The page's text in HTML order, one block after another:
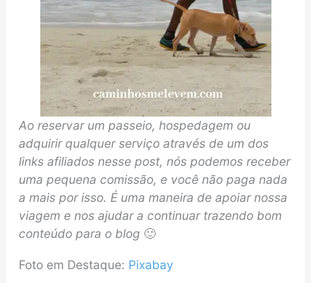
Ao reservar um passeio, hospedagem ou
adquirir qualquer serviço através de um dos
links afiliados nesse post, nós podemos receber
uma pequena comissão, e você não paga nada
a mais por isso. É uma maneira de apoiar nossa
viagem e nos ajudar a continuar trazendo bom
conteúdo para o blog 🙂
Foto em Destaque: Pixabay